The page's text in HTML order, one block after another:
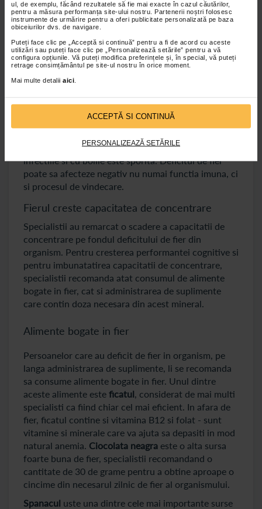
ul, de exemplu, făcând rezultatele să fie mai exacte în cazul căutărilor,
pentru a măsura performanța site-ului nostru. Partenerii noștri folosesc
instrumente de urmărire pentru a oferi publicitate personalizată pe baza
obiceiurilor dvs. de navigare.
Puteți face clic pe „Acceptă si continuă” pentru a fi de acord cu aceste
utilizări sau puteți face clic pe „Personalizează setările” pentru a vă
configura opțiunile. Vă puteți modifica preferințele și, în special, vă puteți
retrage consimțământul pe site-ul nostru în orice moment.
Mai multe detalii aici
ACCEPTĂ SI CONTINUĂ
PERSONALIZEAZĂ SETĂRILE
Oboseala musculara este si o consecinta a
deficitului de fier din organism, tot din cauza acestui
deficit ajungandu-se si la inflamarea tesuturilor
musculare si la dureri. Atunci cand hemoglobina este
bogata in fier, durerea este diminuata pentru ca
tesuturile afectate se repara eficient.
Sistemul imunitar este mai puternic aunci cand
avem suficient fier in corp. Datorita hemoglobinei,
deteriorate, capacitatea organismului de a lupta cu
infectiile si cu bolile este sporita. Deficitul de fier
poate sa afecteze negativ nu numai functia imuna, ci
si procesul de vindecare.
Fierul creste capacitatea de concentrare
Specialistii au remarcat o scadere a capacitatii de
concentrare pe fondul deficitului de fier din
organism. Pentru cresterea performantei cognitive si
pentru imbunatatirea capacitatii de concentrare,
specialistii recomanda atat consumul de alimente
bogate in fier, cat si administrarea de suplimente
care contin doza necesara din acest mineral.
Alimente bogate in fier
Persoanelor care au deficit de fier in organism, pe
langa administrarea de suplimente, li se recomanda
sa consume alimente bogate in fier. Unul dintre
aceste alimente este ficatul, considerat de mai multi
specialisti ca fiind chiar cel mai eficient. In afara de
fier, ficatul contine si vitamina B12 si folat - sunt
vitamine si minerale care va ajuta sa depasiti in mod
natural anemia. Ciocolata neagra este o alta sursa
foarte buna de fier, specialistii recomandand o
cantitate de 30 de grame pentru a obtine aproape o
cincime din necesarul zilnic de fier al organismului.
Spanacul uste una dintre cele mai importante surse